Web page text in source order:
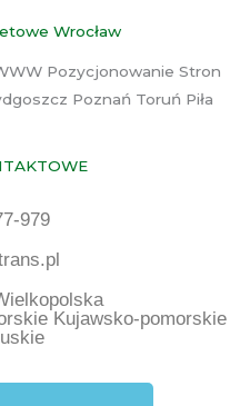
Pozycjonowanie Stron
Poznań Toruń Piła
979
Kujawsko-pomorskie